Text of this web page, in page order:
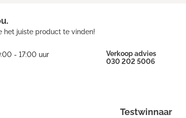
het juiste product te vinden!
- 17:00 uur
Verkoop advies
030 202 5006
Testwinnaar